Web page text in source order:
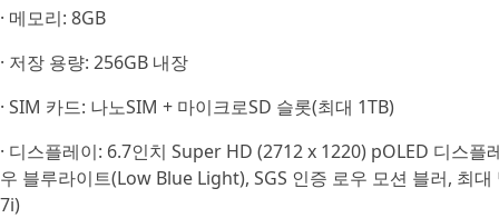
· 메모리: 8GB
· 저장 용량: 256GB 내장
· SIM 카드: 나노SIM + 마이크로SD 슬롯(최대 1TB)
· 디스플레이: 6.7인치 Super HD (2712 x 1220) pOLED 디스
우 블루라이트(Low Blue Light), SGS 인증 로우 모션 블러, 최
7i)